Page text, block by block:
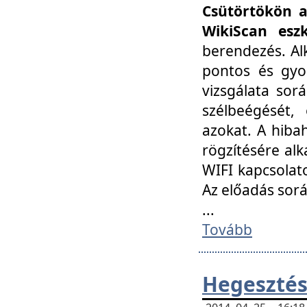
Csütörtökön
WikiScan
berendezés.
pontos és
vizsgálata
azokat. A
rögzítésére
WIFI
Az előadás
...
Tovább